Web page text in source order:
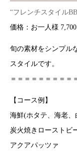
“フレンチスタイル
価格：お一人様
旬の素材をシンプル
スタイルです。
＝＝＝＝＝＝＝＝＝
【コース例】
海鮮(ホタテ、海老、
炭火焼きローストビ
アクアパッツァ